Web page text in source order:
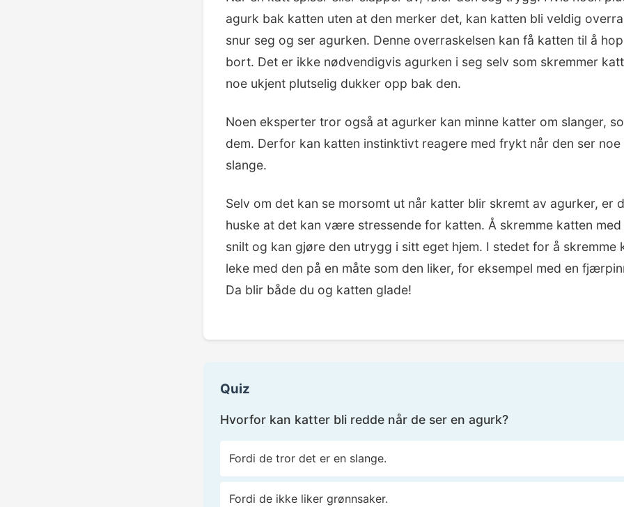
agurk bak katten uten at den merker det, kan katten bli veldig
snur seg og ser agurken. Denne overraskelsen kan få katten til å
bort. Det er ikke nødvendigvis agurken i seg selv som skremmer
noe ukjent plutselig dukker opp bak den.
Noen eksperter tror også at agurker kan minne katter om slanger,
dem. Derfor kan katten instinktivt reagere med frykt når den ser noe
slange.
Selv om det kan se morsomt ut når katter blir skremt av agurker, er
huske at det kan være stressende for katten. Å skremme katten
snilt og kan gjøre den utrygg i sitt eget hjem. I stedet for å skremme
leke med den på en måte som den liker, for eksempel med en
Da blir både du og katten glade!
Quiz
Hvorfor kan katter bli redde når de ser en agurk?
Fordi de tror det er en slange.
Fordi de ikke liker grønnsaker.